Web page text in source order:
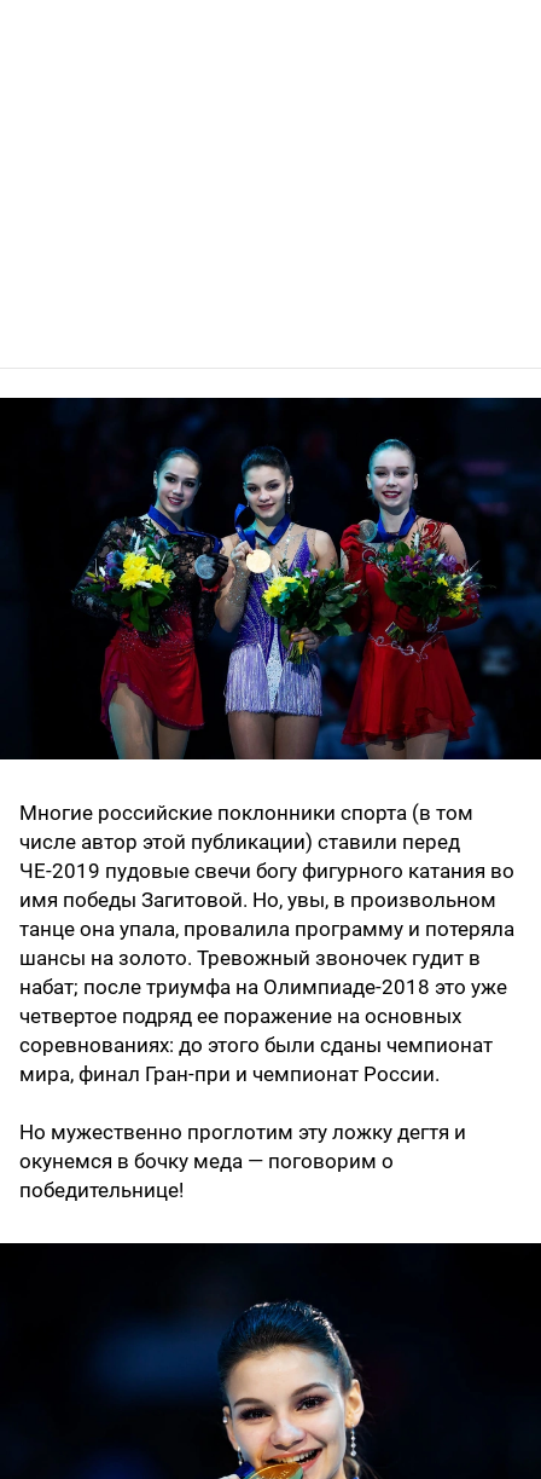
Многие российские поклонники спорта (в том
числе автор этой публикации) ставили перед
ЧЕ-2019 пудовые свечи богу фигурного катания во
имя победы Загитовой. Но, увы, в произвольном
танце она упала, провалила программу и потеряла
шансы на золото. Тревожный звоночек гудит в
набат; после триумфа на Олимпиаде-2018 это уже
четвертое подряд ее поражение на основных
соревнованиях: до этого были сданы чемпионат
мира, финал Гран-при и чемпионат России.
Но мужественно проглотим эту ложку дегтя и
окунемся в бочку меда — поговорим о
победительнице!